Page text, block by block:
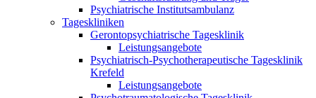
Psychiatrische Institutsambulanz
Tageskliniken
Gerontopsychiatrische Tagesklinik
Leistungsangebote
Psychiatrisch-Psychotherapeutische Tagesklinik
Krefeld
Leistungsangebote